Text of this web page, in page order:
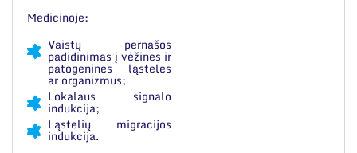
Medicinoje:
Vaistų pernašos
padidinimas į vėžines ir
patogenines ląsteles
ar organizmus;
Lokalaus signalo
indukcija;
Ląstelių migracijos
indukcija.